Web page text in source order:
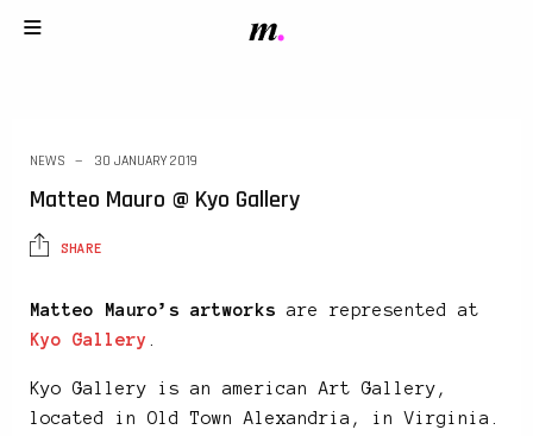
NEWS 30 JANUARY 2019
Matteo Mauro @ Kyo Gallery
SHARE
Matteo Mauro’s artworks are represented at
Kyo Gallery
Kyo Gallery is an american Art Gallery,
located in Old Town Alexandria, in Virginia.